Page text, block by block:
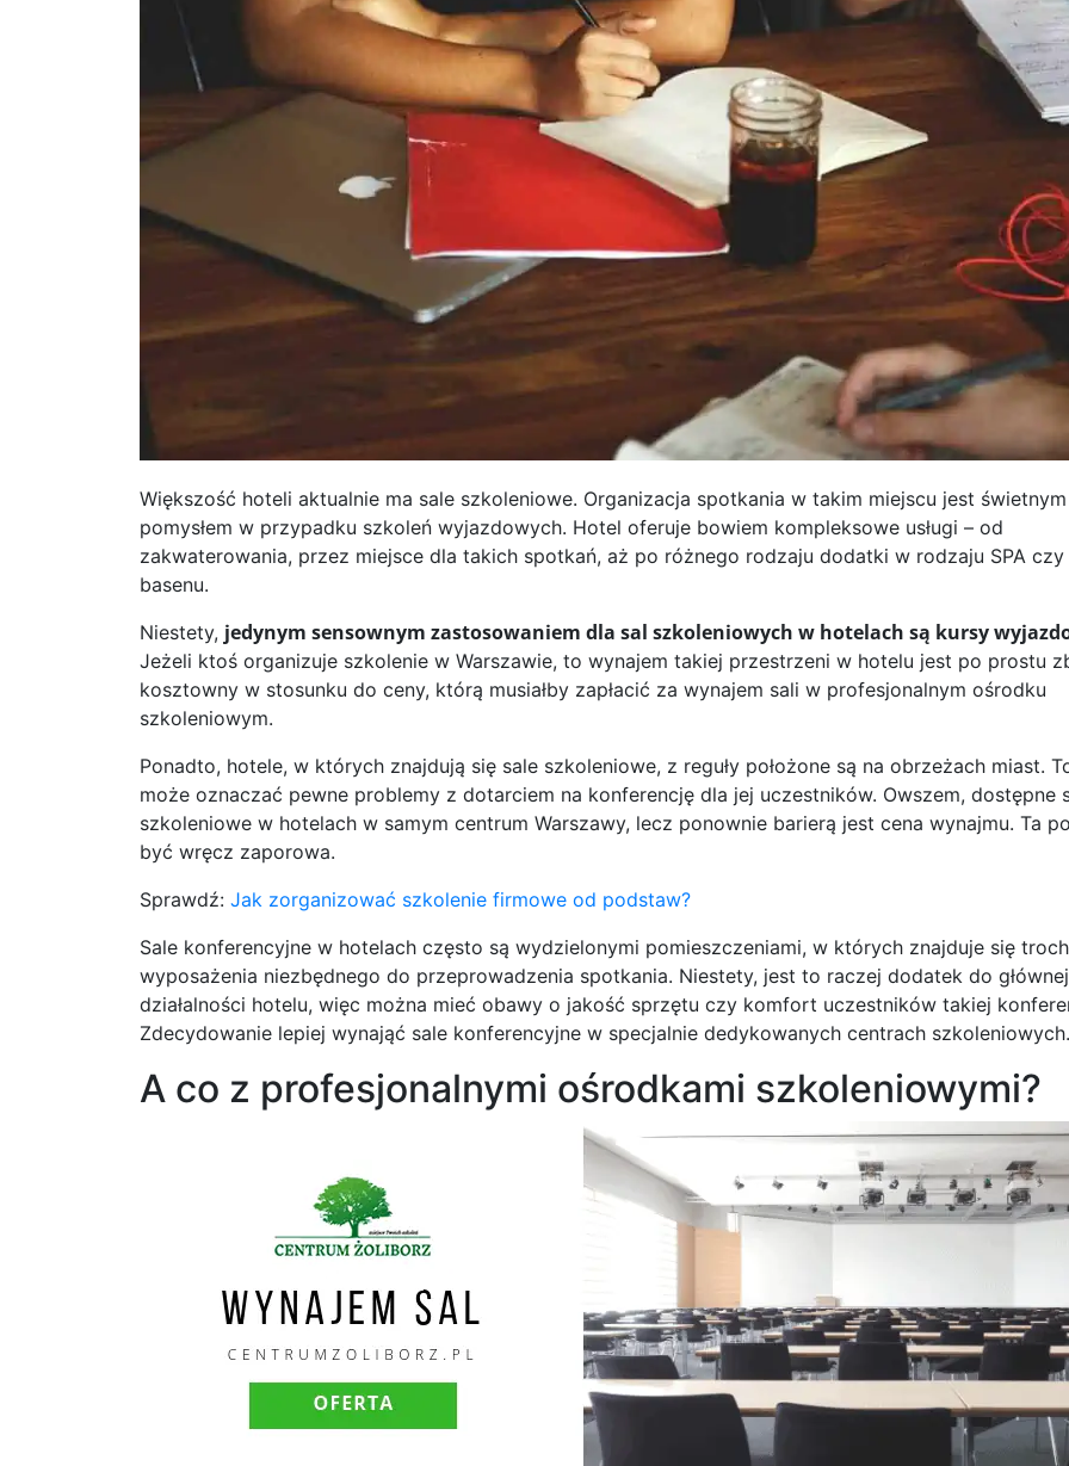
Większość hoteli aktualnie ma sale szkoleniowe. Organizacja spotkania w takim miejscu jest świetnym
pomysłem w przypadku szkoleń wyjazdowych. Hotel oferuje bowiem kompleksowe usługi – od
zakwaterowania, przez miejsce dla takich spotkań, aż po różnego rodzaju dodatki w rodzaju SPA
basenu.
Niestety, jedynym sensownym zastosowaniem dla sal szkoleniowych w hotelach są kursy
Jeżeli ktoś organizuje szkolenie w Warszawie, to wynajem takiej przestrzeni w hotelu jest po prostu
kosztowny w stosunku do ceny, którą musiałby zapłacić za wynajem sali w profesjonalnym ośrodku
szkoleniowym.
Ponadto, hotele, w których znajdują się sale szkoleniowe, z reguły położone są na obrzeżach miast.
może oznaczać pewne problemy z dotarciem na konferencję dla jej uczestników. Owszem, dostępne
szkoleniowe w hotelach w samym centrum Warszawy, lecz ponownie barierą jest cena wynajmu. Ta
być wręcz zaporowa.
Sprawdź: Jak zorganizować szkolenie firmowe od podstaw?
Sale konferencyjne w hotelach często są wydzielonymi pomieszczeniami, w których znajduje się
wyposażenia niezbędnego do przeprowadzenia spotkania. Niestety, jest to raczej dodatek do głównej
działalności hotelu, więc można mieć obawy o jakość sprzętu czy komfort uczestników takiej
Zdecydowanie lepiej wynająć sale konferencyjne w specjalnie dedykowanych centrach szkoleniowych.
A co z profesjonalnymi ośrodkami szkoleniowymi?